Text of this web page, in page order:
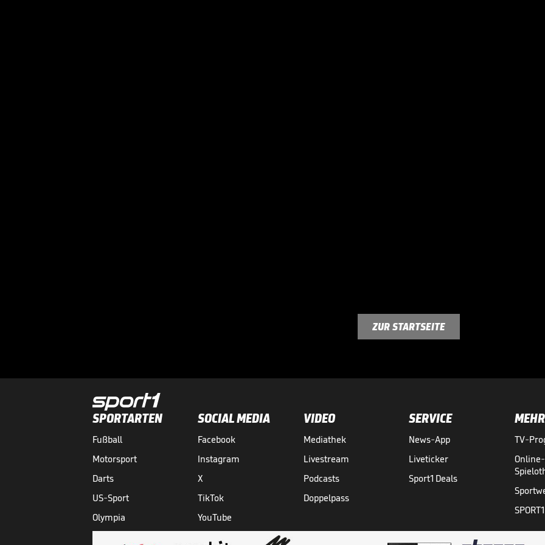
ZUR STARTSEITE
SPORTARTEN
Fußball
Motorsport
Darts
US-Sport
Olympia
SOCIAL MEDIA
Facebook
Instagram
X
TikTok
YouTube
VIDEO
Mediathek
Livestream
Podcasts
Doppelpass
SERVICE
News-App
Liveticker
Sport1 Deals
MEHR
TV-